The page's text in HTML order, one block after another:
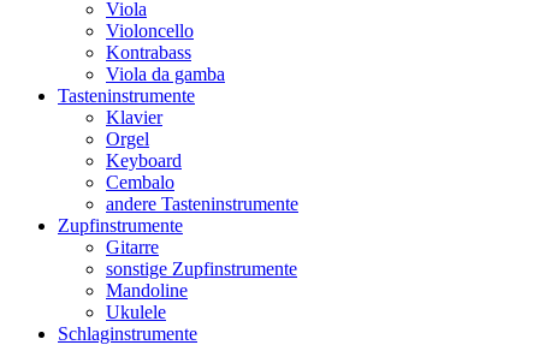
Viola
Violoncello
Kontrabass
Viola da gamba
Tasteninstrumente
Klavier
Orgel
Keyboard
Cembalo
andere Tasteninstrumente
Zupfinstrumente
Gitarre
sonstige Zupfinstrumente
Mandoline
Ukulele
Schlaginstrumente